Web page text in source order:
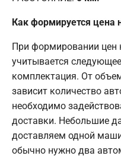
Как формируется цена
При формировании цен
учитывается
комплектация. От
зависит количество
необходимо
доставки. Небольшие
доставляем одной
обычно нужно два